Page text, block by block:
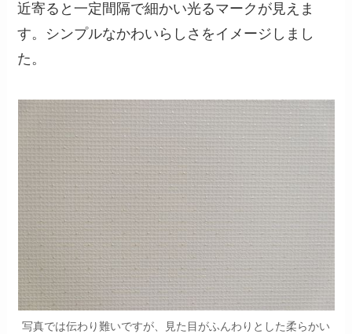
近寄ると一定間隔で細かい光るマークが見えま
す。シンプルなかわいらしさをイメージしまし
た。
写真では伝わり難いですが、見た目がふんわりとした柔らかい